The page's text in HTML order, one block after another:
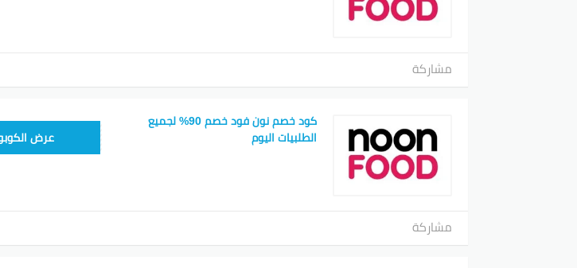
مشاركة
كود خصم نون فود خصم 90% لجميع
الطلبيات اليوم
عرض
مشاركة